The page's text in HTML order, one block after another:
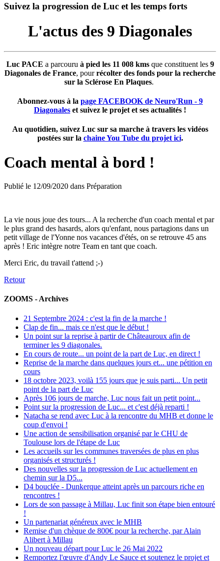
Suivez la progression de Luc et les temps forts
L'actus des 9 Diagonales
Luc PACE a parcouru à pied les 11 008 kmsque constituent les 9
Diagonales de France, pourrécolter des fonds pour la recherche
sur la Sclérose En Plaques.
Abonnez-vous à la page FACEBOOK de Neuro'Run - 9
Diagonales et suivez le projet et ses actualités !
Au quotidien, suivez Luc sur sa marche à travers les vidéos
postées sur la chaine You Tube du projet ici.
Coach mental à bord !
Publié le 12/09/2020 dans Préparation
La vie nous joue des tours... A la recherche d'un coach mental et par
le plus grand des hasards, alors qu'enfant, nous partagions dans un
petit village de l'Yonne nos vacances d'étés, on se retrouve 45 ans
après ! Eric intègre notre Team en tant que coach.
Merci Eric, du travail t'attend ;-)
Retour
ZOOMS - Archives
21 Septembre 2024 : c'est la fin de la marche !
Clap de fin... mais ce n'est que le début !
Un point sur la reprise à partir de Châteauroux afin de
terminer les 9 diagonales.
En cours de route... un point de la part de Luc, en direct !
Reprise de la marche dans quelques jours et... une pétition en
cours
18 octobre 2023, voilà 155 jours que je suis parti... Un petit
point de la part de Luc
Après 106 jours de marche, Luc nous fait un petit point...
Point sur la progression de Luc... et c'est déjà reparti !
Natacha se rend avec Luc à la rencontre du MHB et donne le
coup d'envoi !
Une action de sensibilisation organisé par le CHU de
Toulouse lors de l'étape de Luc
Les accueils sur les communes traversées de plus en plus
organisés et structurés !
Des nouvelles sur la progression de Luc actuellement en
chemin sur la D5...
D4 bouclée - Dunkerque atteint après un parcours riche en
rencontres !
Lors de son passage à Millau, Luc finit son étape bien entouré
!
Un partenariat généreux avec le MHB
Remise d'un chèque de 800€ pour la recherche, par Alain
Alibert à Millau
Un nouveau départ pour Luc le 26 Mai 2022
Remportez l'œuvre d'Andy Le Sauce et soutenez le projet et